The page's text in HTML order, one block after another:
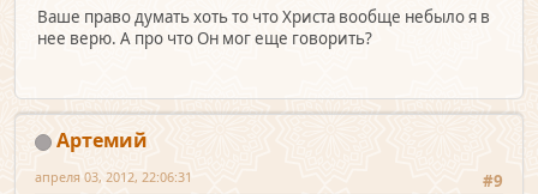
Ваше право думать хоть то что Христа вообще небыло я в
нее верю. А про что Он мог еще говорить?
Артемий
#9
апреля 03, 2012, 22:06:31